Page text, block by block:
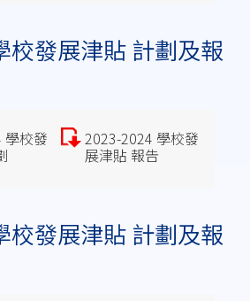
校發展津貼 計劃及報
學校發 2023-2024 學校發
展津貼 報告
校發展津貼 計劃及報